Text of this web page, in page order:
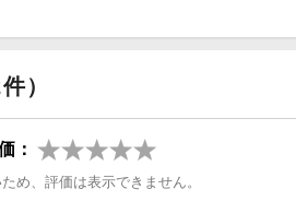
）
：
め、評価は表示できません。